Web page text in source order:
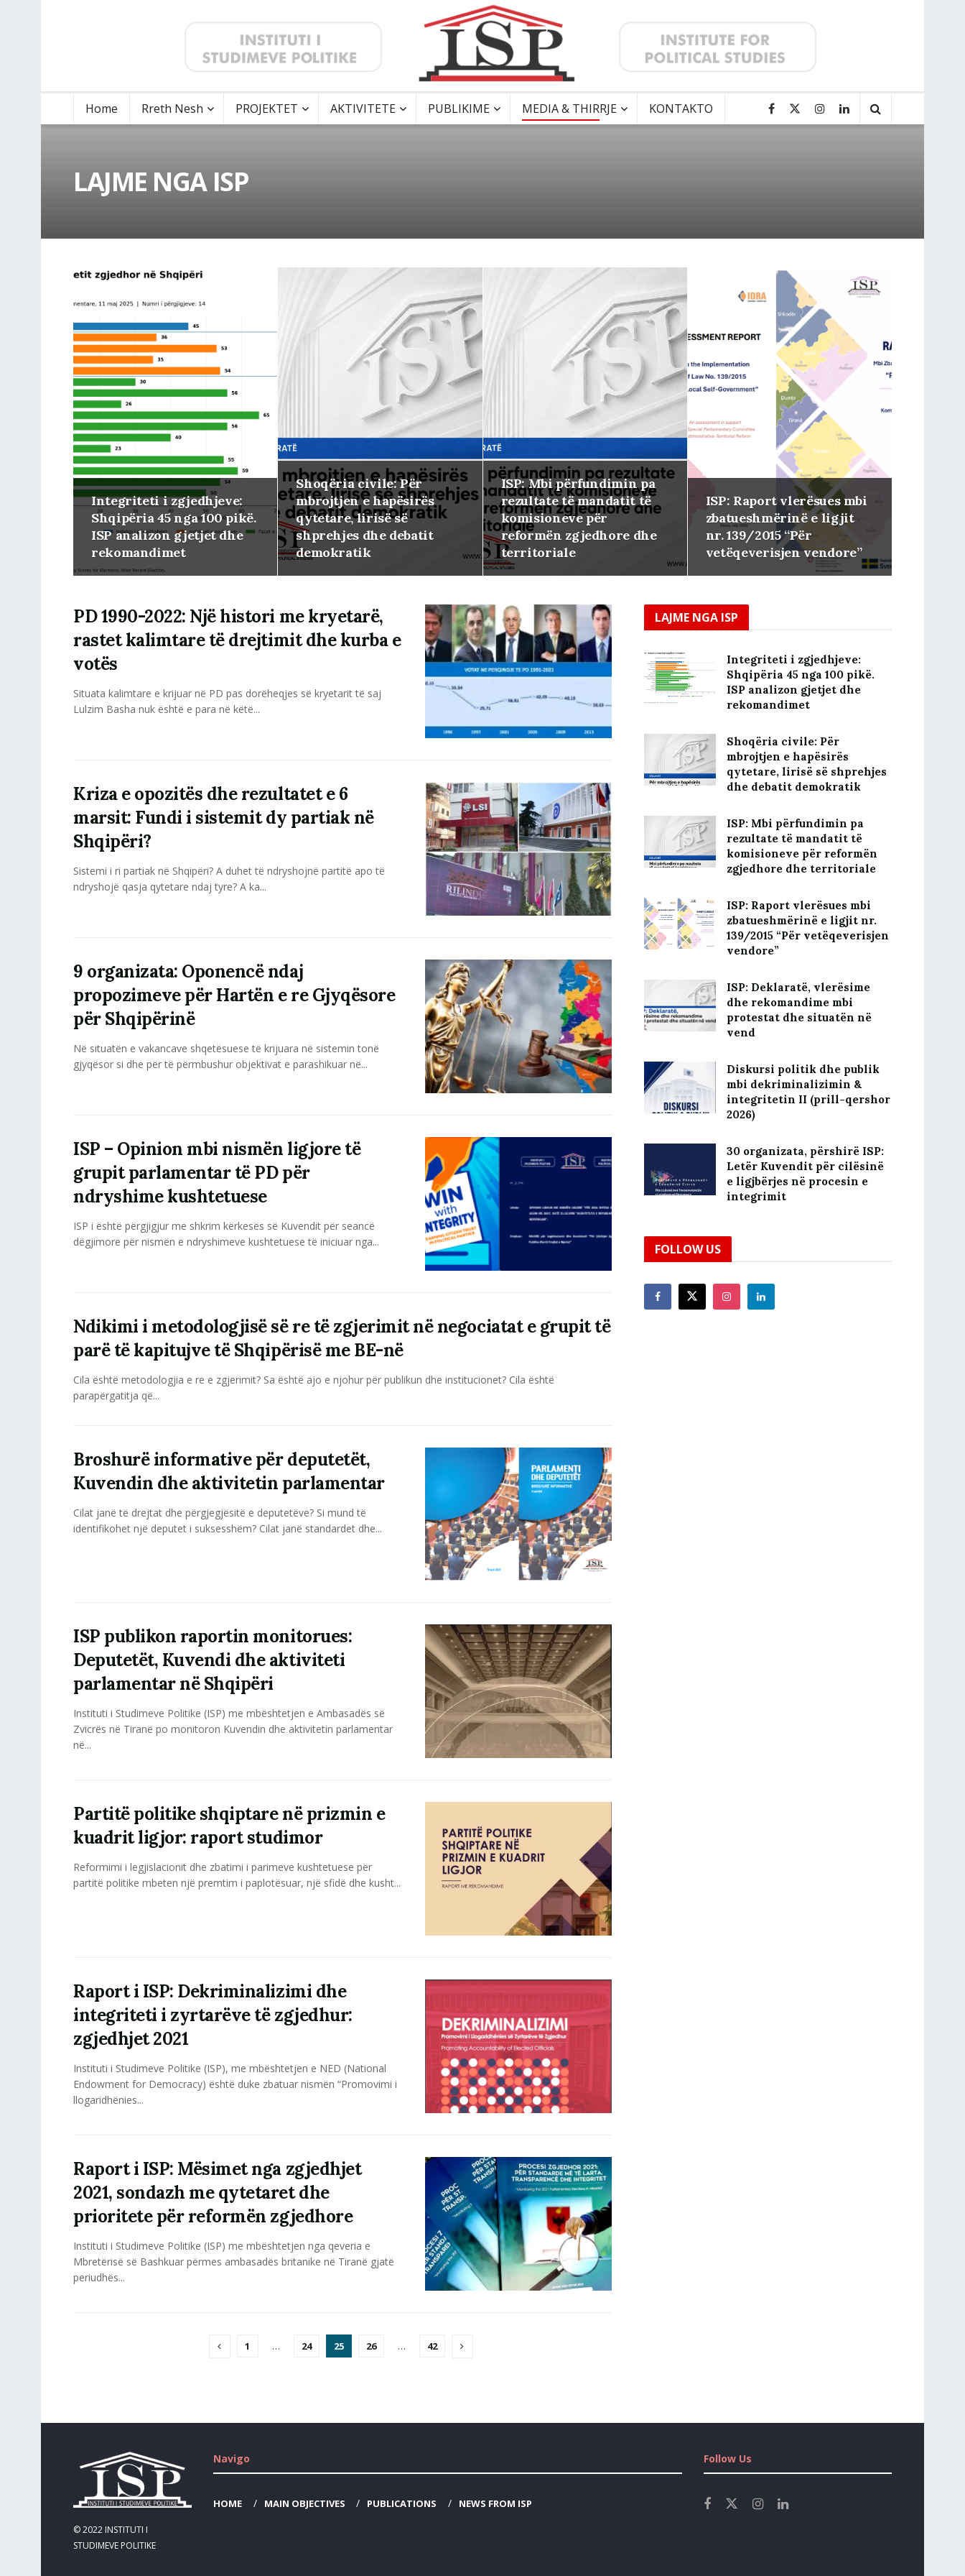
Home Rreth Nesh PROJEKTET AKTIVITETE PUBLIKIME MEDIA & THIRRJE KONTAKTO
LAJME NGA ISP
Integriteti i zgjedhjeve:
Shqipëria 45 nga 100 pikë.
ISP analizon gjetjet dhe
rekomandimet
Shoqëria civile: Për
mbrojtjen e hapësirës
qytetare, lirisë së
shprehjes dhe debatit
demokratik
ISP: Mbi përfundimin pa
rezultate të mandatit të
komisioneve për
reformën zgjedhore dhe
territoriale
ISP: Raport vlerësues mbi
zbatueshmërinë e ligjit
nr. 139/2015 “Për
vetëqeverisjen vendore”
PD 1990-2022: Një histori me kryetarë,
rastet kalimtare të drejtimit dhe kurba e
votës
Situata kalimtare e krijuar në PD pas dorëheqjes së kryetarit të saj
Lulzim Basha nuk është e para në këtë...
Kriza e opozitës dhe rezultatet e 6
marsit: Fundi i sistemit dy partiak në
Shqipëri?
Sistemi i ri partiak në Shqipëri? A duhet të ndryshojnë partitë apo të
ndryshojë qasja qytetare ndaj tyre? A ka...
9 organizata: Oponencë ndaj
propozimeve për Hartën e re Gjyqësore
për Shqipërinë
Në situatën e vakancave shqetësuese të krijuara në sistemin tonë
gjyqësor si dhe për të përmbushur objektivat e parashikuar në...
ISP – Opinion mbi nismën ligjore të
grupit parlamentar të PD për
ndryshime kushtetuese
ISP i është përgjigjur me shkrim kërkesës së Kuvendit për seancë
dëgjimore për nismën e ndryshimeve kushtetuese të iniciuar nga...
Ndikimi i metodologjisë së re të zgjerimit në negociatat e grupit të
parë të kapitujve të Shqipërisë me BE-në
Cila është metodologjia e re e zgjerimit? Sa është ajo e njohur për publikun dhe institucionet? Cila është
parapërgatitja që...
Broshurë informative për deputetët,
Kuvendin dhe aktivitetin parlamentar
Cilat janë të drejtat dhe përgjegjësitë e deputetëve? Si mund të
identifikohet një deputet i suksesshëm? Cilat janë standardet dhe...
ISP publikon raportin monitorues:
Deputetët, Kuvendi dhe aktiviteti
parlamentar në Shqipëri
Instituti i Studimeve Politike (ISP) me mbështetjen e Ambasadës së
Zvicrës në Tiranë po monitoron Kuvendin dhe aktivitetin parlamentar
në...
Partitë politike shqiptare në prizmin e
kuadrit ligjor: raport studimor
Reformimi i legjislacionit dhe zbatimi i parimeve kushtetuese për
partitë politike mbeten një premtim i paplotësuar, një sfidë dhe kusht...
Raport i ISP: Dekriminalizimi dhe
integriteti i zyrtarëve të zgjedhur:
zgjedhjet 2021
Instituti i Studimeve Politike (ISP), me mbështetjen e NED (National
Endowment for Democracy) është duke zbatuar nismën “Promovimi i
llogaridhënies...
Raport i ISP: Mësimet nga zgjedhjet
2021, sondazh me qytetaret dhe
prioritete për reformën zgjedhore
Instituti i Studimeve Politike (ISP) me mbështetjen nga qeveria e
Mbretërisë së Bashkuar përmes ambasadës britanike në Tiranë gjatë
periudhës...
1 … 24 25 26 … 42
LAJME NGA ISP
Integriteti i zgjedhjeve:
Shqipëria 45 nga 100 pikë.
ISP analizon gjetjet dhe
rekomandimet
Shoqëria civile: Për
mbrojtjen e hapësirës
qytetare, lirisë së shprehjes
dhe debatit demokratik
ISP: Mbi përfundimin pa
rezultate të mandatit të
komisioneve për reformën
zgjedhore dhe territoriale
ISP: Raport vlerësues mbi
zbatueshmërinë e ligjit nr.
139/2015 “Për vetëqeverisjen
vendore”
ISP: Deklaratë, vlerësime
dhe rekomandime mbi
protestat dhe situatën në
vend
Diskursi politik dhe publik
mbi dekriminalizimin &
integritetin II (prill-qershor
2026)
30 organizata, përshirë ISP:
Letër Kuvendit për cilësinë
e ligjbërjes në procesin e
integrimit
FOLLOW US
© 2022 INSTITUTI I
STUDIMEVE POLITIKE
Navigo
HOME MAIN OBJECTIVES PUBLICATIONS NEWS FROM ISP
Follow Us